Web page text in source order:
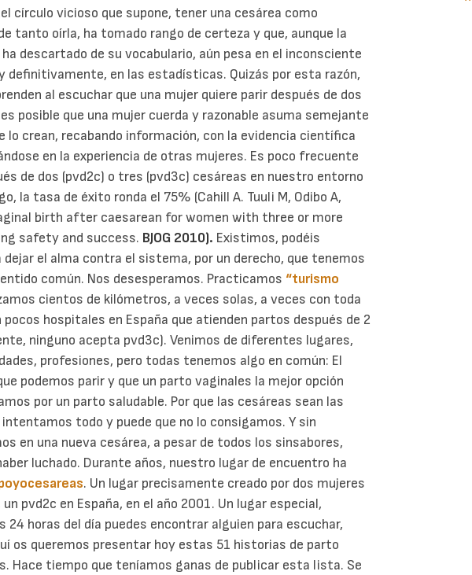
círculo vicioso que supone, tener una cesárea como
tanto oírla, ha tomado rango de certeza y que, aunque la
descartado de su vocabulario, aún pesa en el inconsciente
definitivamente, en las estadísticas. Quizás por esta razón,
al escuchar que una mujer quiere parir después de dos
posible que una mujer cuerda y razonable asuma semejante
lo crean, recabando información, con la evidencia científica
en la experiencia de otras mujeres. Es poco frecuente
de dos (pvd2c) o tres (pvd3c) cesáreas en nuestro entorno
la tasa de éxito ronda el 75% (Cahill A. Tuuli M, Odibo A,
birth after caesarean for women with three or more
safety and success. BJOG 2010). Existimos, podéis
dejar el alma contra el sistema, por un derecho, que tenemos
común. Nos desesperamos. Practicamos “turismo
cientos de kilómetros, a veces solas, a veces con toda
hospitales en España que atienden partos después de 2
ninguno acepta pvd3c). Venimos de diferentes lugares,
profesiones, pero todas tenemos algo en común: El
podemos parir y que un parto vaginales la mejor opción
por un parto saludable. Por que las cesáreas sean las
todo y puede que no lo consigamos. Y sin
en una nueva cesárea, a pesar de todos los sinsabores,
luchado. Durante años, nuestro lugar de encuentro ha
. Un lugar precisamente creado por dos mujeres
pvd2c en España, en el año 2001. Un lugar especial,
24 horas del día puedes encontrar alguien para escuchar,
os queremos presentar hoy estas 51 historias de parto
Hace tiempo que teníamos ganas de publicar esta lista. Se